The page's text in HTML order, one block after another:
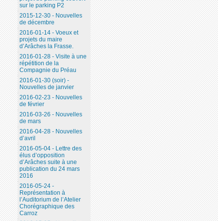
sur le parking P2
2015-12-30 - Nouvelles
de décembre
2016-01-14 - Voeux et
projets du maire
d’Arâches la Frasse.
2016-01-28 - Visite à une
répétition de la
Compagnie du Préau
2016-01-30 (soir) -
Nouvelles de janvier
2016-02-23 - Nouvelles
de février
2016-03-26 - Nouvelles
de mars
2016-04-28 - Nouvelles
d’avril
2016-05-04 - Lettre des
élus d’opposition
d’Arâches suite à une
publication du 24 mars
2016
2016-05-24 -
Représentation à
l’Auditorium de l’Atelier
Chorégraphique des
Carroz